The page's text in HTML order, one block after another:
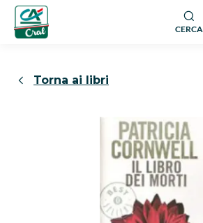
CERCA
Torna ai libri